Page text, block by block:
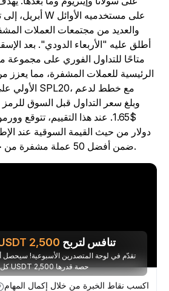
والعديد من مجتمعات العملات
أطلق عليه "الأربعاء الدودي". بعد
الرئيسية للعملات المشفرة، مما يعزز من
دولار من حيث القيمة السوقية عند
تنافس لتربح 2,500
USDT
حصة قدرها 2,500 USDT كل أسبوع.
اكسب نقاط الخبرة من خلال إكمال المهام